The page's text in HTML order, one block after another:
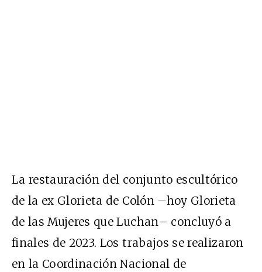
La restauración del conjunto escultórico
de la ex Glorieta de Colón –hoy Glorieta
de las Mujeres que Luchan– concluyó a
finales de 2023. Los trabajos se realizaron
en la Coordinación Nacional de